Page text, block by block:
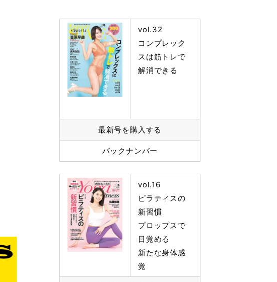
vol.32
コンプレック
スは筋トレで
解消できる
最新号を購入する
バックナンバー
vol.16
ピラティスの
新習慣
プロップスで
目覚める
新たな身体感
覚